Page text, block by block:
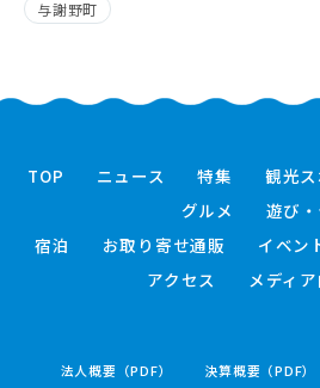
与謝野町
TOP ニュース 特集 観光
グルメ
遊び
宿泊
お取り寄せ通販 イベン
アクセス
メディ
法人概要（PDF） 決算概要（PDF）